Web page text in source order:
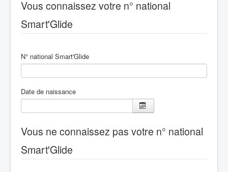
Vous connaissez votre n° national
Smart'Glide
N° national Smart'Glide
Date de naissance
Vous ne connaissez pas votre n° national
Smart'Glide